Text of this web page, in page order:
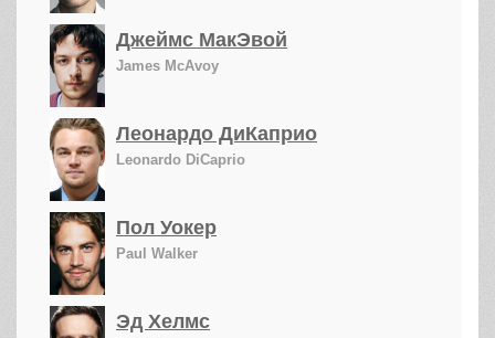
Джеймс МакЭвой
James McAvoy
Леонардо ДиКаприо
Leonardo DiCaprio
Пол Уокер
Paul Walker
Эд Хелмс